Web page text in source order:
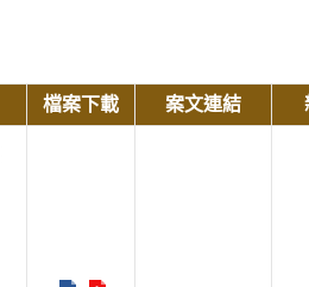
檔案下載 案文連結